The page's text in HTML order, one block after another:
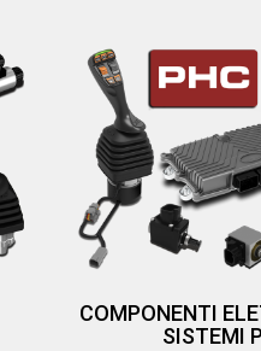
COMPONENTI
SISTEMI